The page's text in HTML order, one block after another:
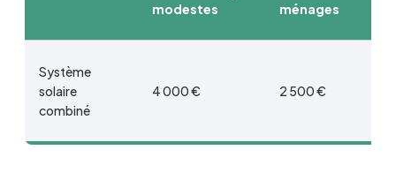
modestes
ménages
Système
solaire
combiné
4 000 € 2 500 €